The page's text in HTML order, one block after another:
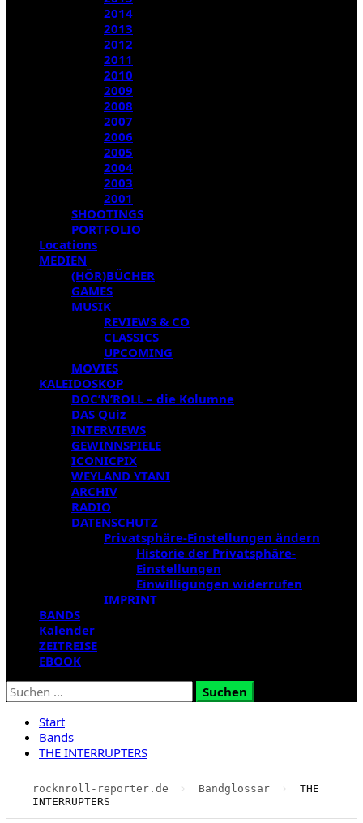
2014
2013
2012
2011
2010
2009
2008
2007
2006
2005
2004
2003
2001
SHOOTINGS
PORTFOLIO
Locations
MEDIEN
(HÖR)BÜCHER
GAMES
MUSIK
REVIEWS & CO
CLASSICS
UPCOMING
MOVIES
KALEIDOSKOP
DOC’N’ROLL – die Kolumne
DAS Quiz
INTERVIEWS
GEWINNSPIELE
ICONICPIX
WEYLAND YTANI
ARCHIV
RADIO
DATENSCHUTZ
Privatsphäre-Einstellungen ändern
Historie der Privatsphäre-
Einstellungen
Einwilligungen widerrufen
IMPRINT
BANDS
Kalender
ZEITREISE
EBOOK
Suchen
nach:
Start
Bands
THE INTERRUPTERS
rocknroll-reporter.de › Bandglossar ›
THE
INTERRUPTERS